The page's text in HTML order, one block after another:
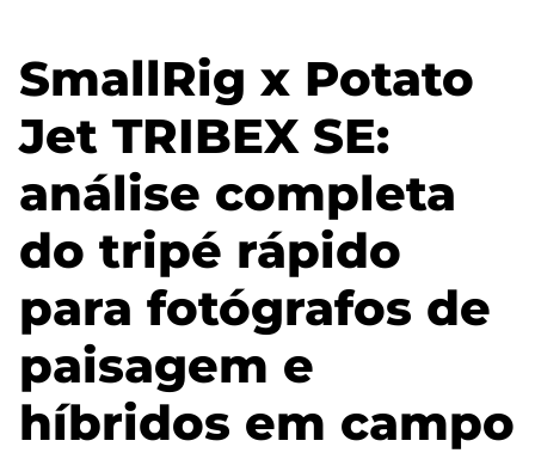
SmallRig x Potato
Jet TRIBEX SE:
análise completa
do tripé rápido
para fotógrafos de
paisagem e
híbridos em campo